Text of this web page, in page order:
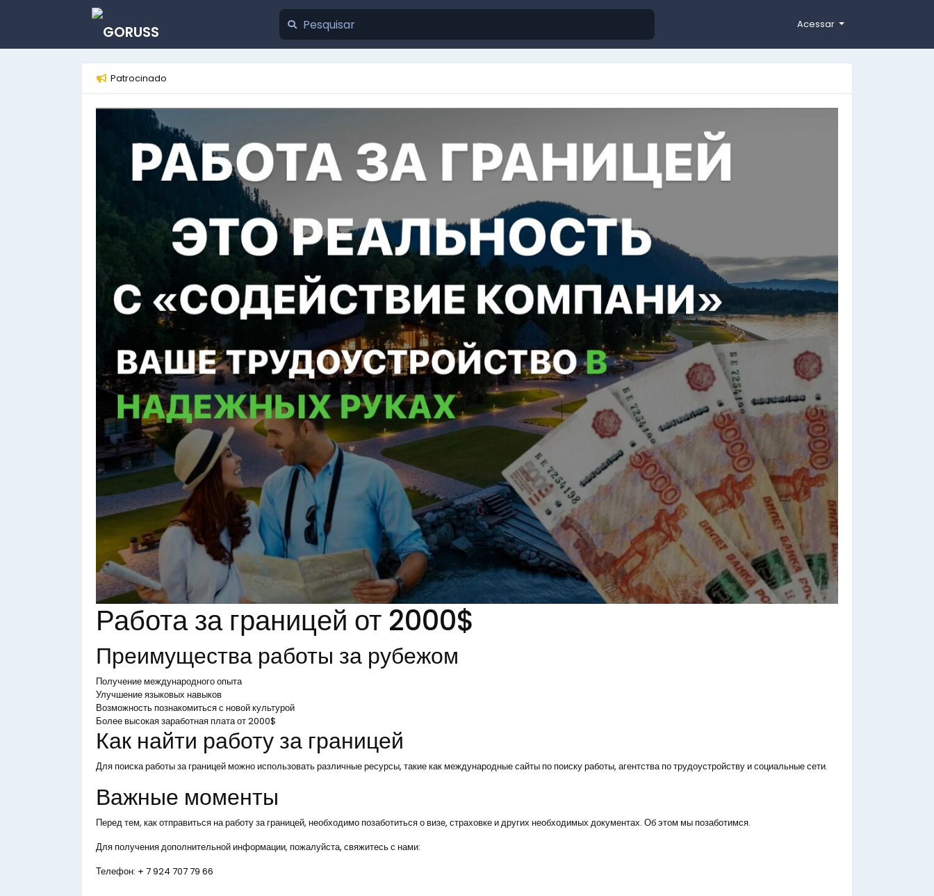
Acessar
Patrocinado
Работа за границей от 2000$
Преимущества работы за рубежом
Получение международного опыта
Улучшение языковых навыков
Возможность познакомиться с новой культурой
Более высокая заработная плата от 2000$
Как найти работу за границей
Для поиска работы за границей можно использовать различные ресурсы, такие как международные сайты по поиску работы, агентства по трудоустройству и социальные сети.
Важные моменты
Перед тем, как отправиться на работу за границей, необходимо позаботиться о визе, страховке и других необходимых документах. Об этом мы позаботимся.
Для получения дополнительной информации, пожалуйста, свяжитесь с нами:
Телефон: + 7 924 707 79 66